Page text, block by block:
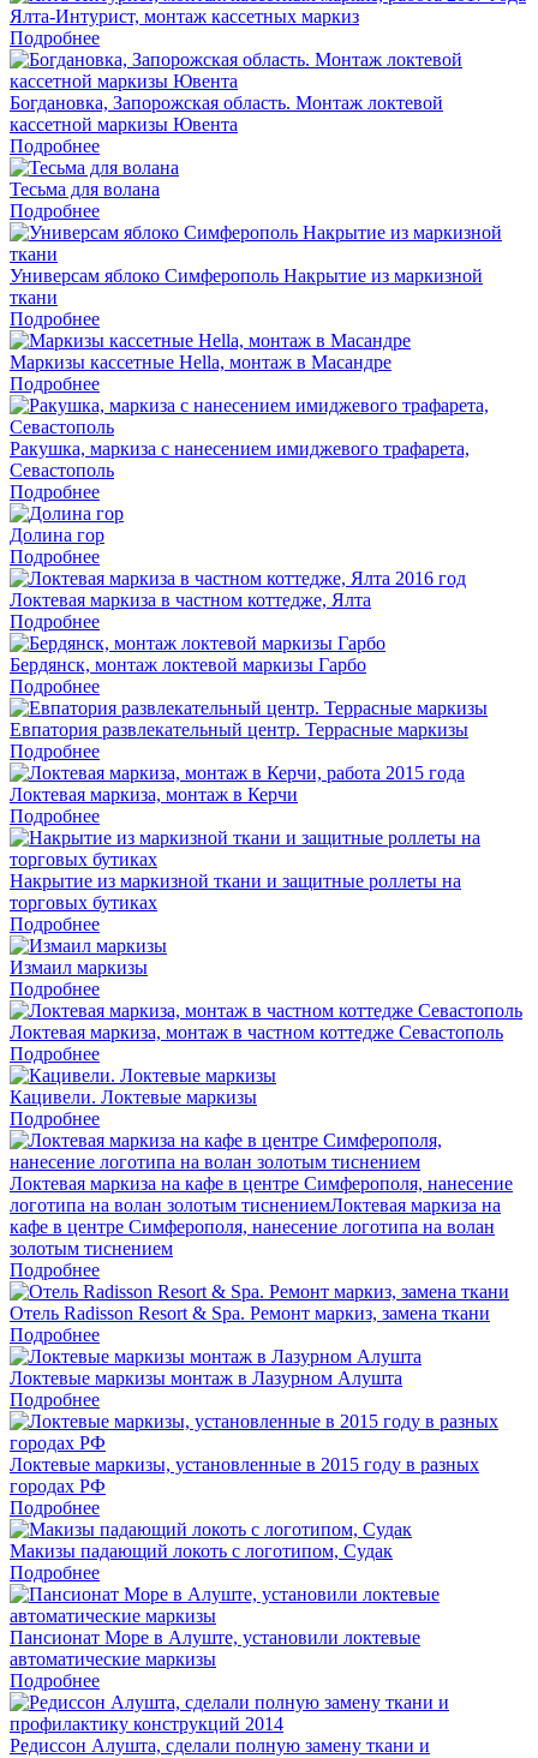
Ялта-Интурист, монтаж кассетных маркиз
Подробнее
Богдановка, Запорожская область. Монтаж локтевой
кассетной маркизы Ювента
Подробнее
Тесьма для волана
Подробнее
Универсам яблоко Симферополь Накрытие из маркизной
ткани
Подробнее
Маркизы кассетные Hella, монтаж в Масандре
Подробнее
Ракушка, маркиза с нанесением имиджевого трафарета,
Севастополь
Подробнее
Долина гор
Подробнее
Локтевая маркиза в частном коттедже, Ялта
Подробнее
Бердянск, монтаж локтевой маркизы Гарбо
Подробнее
Евпатория развлекательный центр. Террасные маркизы
Подробнее
Локтевая маркиза, монтаж в Керчи
Подробнее
Накрытие из маркизной ткани и защитные роллеты на
торговых бутиках
Подробнее
Измаил маркизы
Подробнее
Локтевая маркиза, монтаж в частном коттедже Севастополь
Подробнее
Кацивели. Локтевые маркизы
Подробнее
Локтевая маркиза на кафе в центре Симферополя, нанесение
логотипа на волан золотым тиснениемЛоктевая маркиза на
кафе в центре Симферополя, нанесение логотипа на волан
золотым тиснением
Подробнее
Отель Radisson Resort & Spa. Ремонт маркиз, замена ткани
Подробнее
Локтевые маркизы монтаж в Лазурном Алушта
Подробнее
Локтевые маркизы, установленные в 2015 году в разных
городах РФ
Подробнее
Макизы падающий локоть с логотипом, Судак
Подробнее
Пансионат Море в Алуште, установили локтевые
автоматические маркизы
Подробнее
Редиссон Алушта, сделали полную замену ткани и